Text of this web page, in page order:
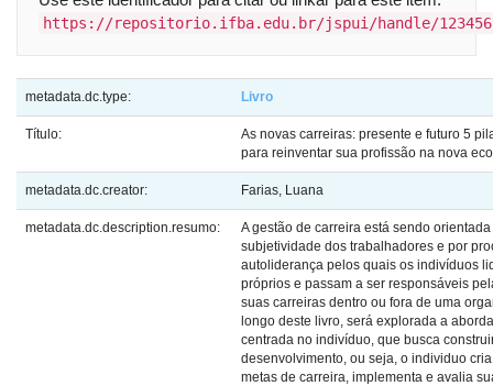
https://repositorio.ifba.edu.br/jspui/handle/
metadata.dc.type: Livro
Título:
As novas carreiras: presente e futuro 5
para reinventar sua profissão na nova
metadata.dc.creator: Farias, Luana
metadata.dc.description.resumo:
A gestão de carreira está sendo
subjetividade dos trabalhadores e por
autoliderança pelos quais os indivíduos
próprios e passam a ser responsáveis
suas carreiras dentro ou fora de uma
longo deste livro, será explorada a
centrada no indivíduo, que busca
desenvolvimento, ou seja, o individuo
metas de carreira, implementa e avalia